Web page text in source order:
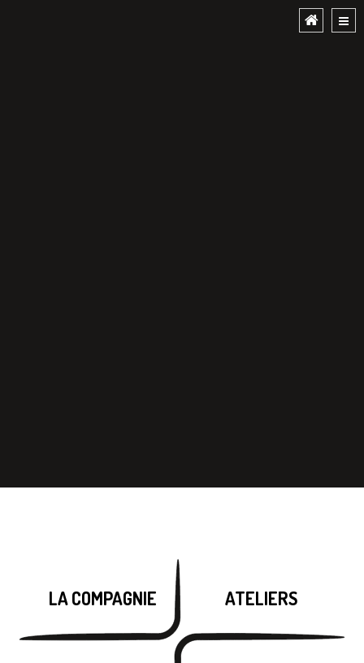
LA COMPAGNIE ATELIERS